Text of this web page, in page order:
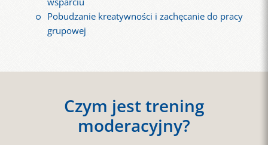
Pobudzanie kreatywności i zachęcanie do pracy
grupowej
Czym jest trening
moderacyjny?